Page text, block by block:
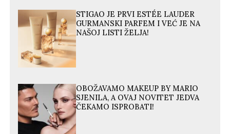
STIGAO JE PRVI ESTÉE LAUDER
GURMANSKI PARFEM I VEĆ JE NA
NAŠOJ LISTI ŽELJA!
OBOŽAVAMO MAKEUP BY MARIO
SJENILA, A OVAJ NOVITET JEDVA
ČEKAMO ISPROBATI!